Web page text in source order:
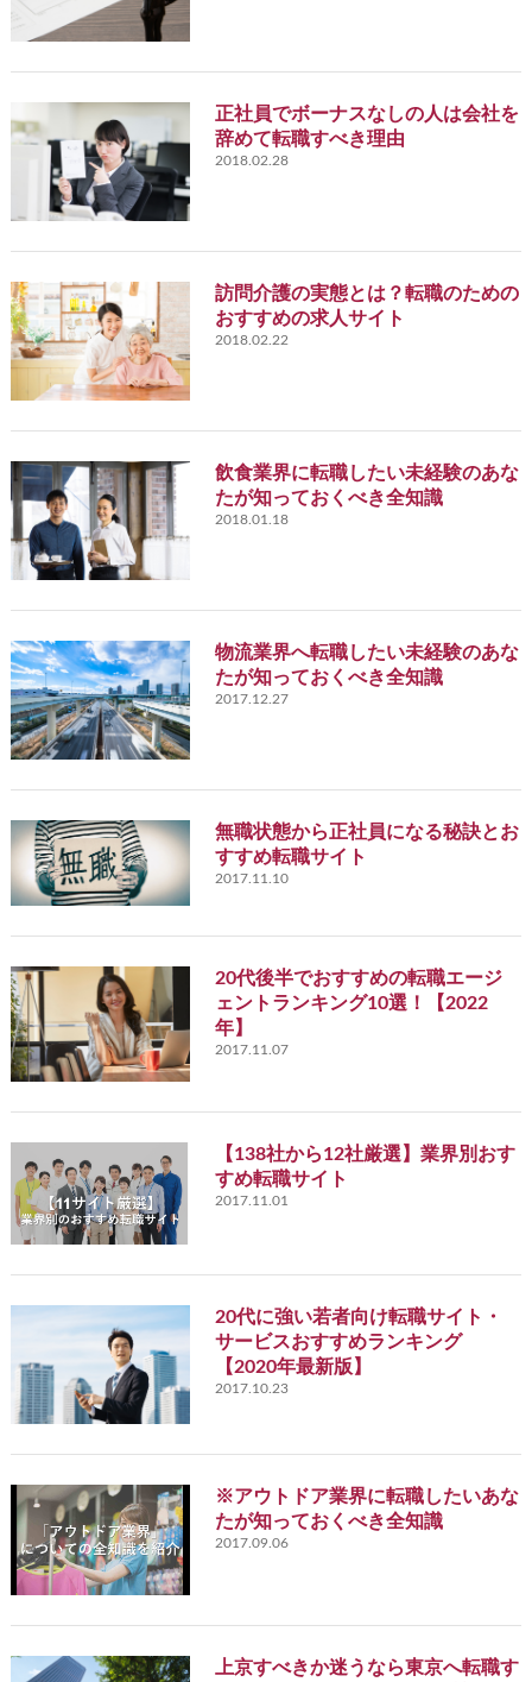
正社員でボーナスなしの人は会社を
辞めて転職すべき理由
2018.02.28
訪問介護の実態とは？転職のための
おすすめの求人サイト
2018.02.22
飲食業界に転職したい未経験のあな
たが知っておくべき全知識
2018.01.18
物流業界へ転職したい未経験のあな
たが知っておくべき全知識
2017.12.27
無職状態から正社員になる秘訣とお
すすめ転職サイト
2017.11.10
20代後半でおすすめの転職エージ
ェントランキング10選！【2022
年】
2017.11.07
【138社から12社厳選】業界別おす
すめ転職サイト
2017.11.01
20代に強い若者向け転職サイト・
サービスおすすめランキング
【2020年最新版】
2017.10.23
※アウトドア業界に転職したいあな
たが知っておくべき全知識
2017.09.06
上京すべきか迷うなら東京へ転職す